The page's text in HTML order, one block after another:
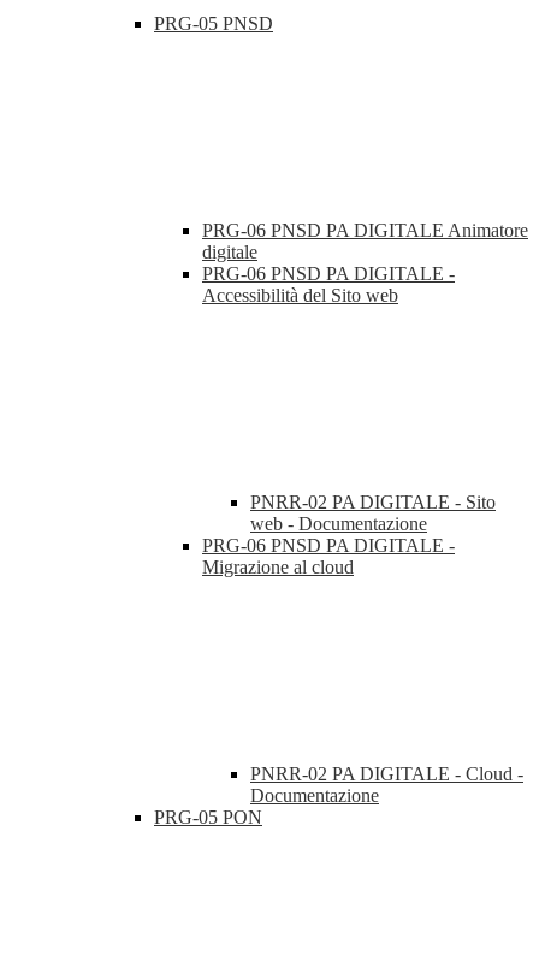
PRG-05 PNSD
PRG-06 PNSD PA DIGITALE Animatore
digitale
PRG-06 PNSD PA DIGITALE -
Accessibilità del Sito web
PNRR-02 PA DIGITALE - Sito
web - Documentazione
PRG-06 PNSD PA DIGITALE -
Migrazione al cloud
PNRR-02 PA DIGITALE - Cloud -
Documentazione
PRG-05 PON